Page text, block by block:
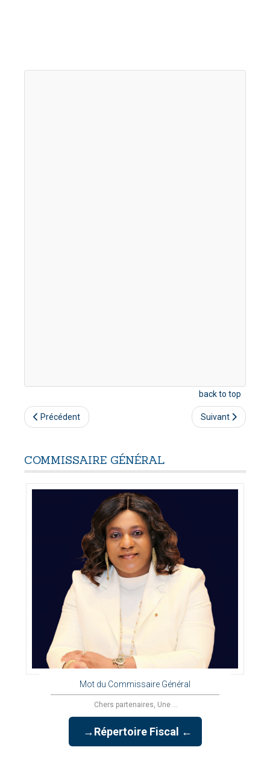
back to top
Précédent Suivant
COMMISSAIRE GÉNÉRAL
Mot du Commissaire Général
Chers partenaires, Une ...
→Répertoire Fiscal ←